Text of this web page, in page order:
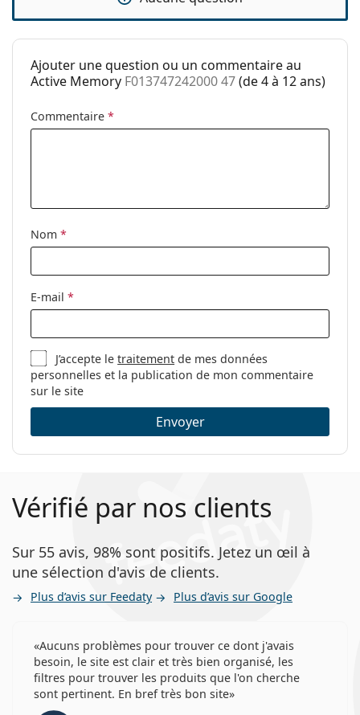
85 g
Non
Clip-on:
Autres
Catégorie:
Code:
Âge:
4 - 12 ans
Ajouter une question ou un commentaire au
Active Memory F013747242000 47(de 4 à 12 ans)
Commentaire *
Nom *
E-mail *
J’accepte letraitement de mes données
personnelles et la publication de mon commentaire
sur le site
Envoyer
Vérifié par nos clients
Sur 55 avis, 98% sont positifs. Jetez un œil à
une sélection d'avis de clients.
Plus d’avis sur Feedaty Plus d’avis sur Google
Aucuns problèmes pour trouver ce dont j'avais
besoin, le site est clair et très bien organisé, les
filtres pour trouver les produits que l'on cherche
sont pertinent. En bref très bon site